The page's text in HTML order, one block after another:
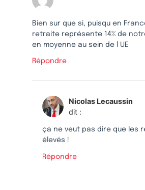
Bien sur que si, puisqu en
retraite représente 14% de
en moyenne au sein de l UE
Répondre
Nicolas Lecaussin
dit :
ça ne veut pas dire que les
élevés !
Répondre